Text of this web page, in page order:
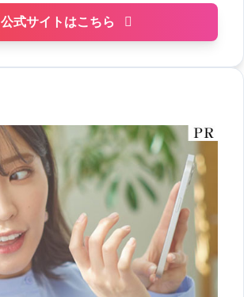
公式サイトはこちら